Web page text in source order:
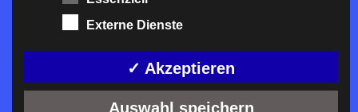
Termine AKTUELL
Externe Dienste
✓ Akzeptieren
Auswahl speichern